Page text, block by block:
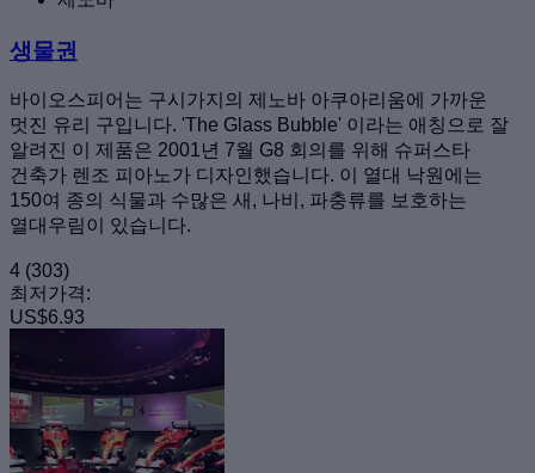
생물권
바이오스피어는 구시가지의 제노바 아쿠아리움에 가까운
멋진 유리 구입니다. 'The Glass Bubble' 이라는 애칭으로 잘
알려진 이 제품은 2001년 7월 G8 회의를 위해 슈퍼스타
건축가 렌조 피아노가 디자인했습니다. 이 열대 낙원에는
150여 종의 식물과 수많은 새, 나비, 파충류를 보호하는
열대우림이 있습니다.
4 (303)
최저가격:
US$6.93